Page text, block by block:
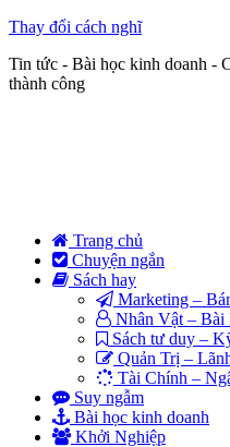
Thay đổi cách nghĩ
Tin tức - Bài học kinh doanh -
thành công
Trang chủ
Chuyện ngắn
Sách hay
Marketing –
Nhân Vật – Bài
Sách tư duy –
Quản Trị –
Tài Chính –
Suy ngẫm
Bài học kinh doanh
Khởi Nghiệp